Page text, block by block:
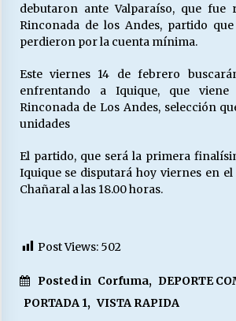
Chile y sus segmentos de
debutaron ante Valparaíso, que fue
Rinconada de los Andes, partido
perdieron por la cuenta mínima.
Este viernes 14 de febrero
enfrentando a Iquique, que
Rinconada de Los Andes, selección
unidades
El partido, que será la primera
Iquique se disputará hoy viernes en
Chañaral a las 18.00 horas.
Post Views: 502
Posted in Corfuma, DEPORTE
PORTADA 1, VISTA RAPIDA